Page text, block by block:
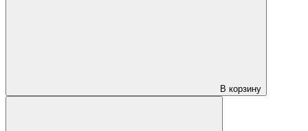
В корзину